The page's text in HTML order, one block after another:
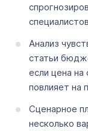
Анализ
статьи
если цена на
повлияет на
Сценарное
несколько